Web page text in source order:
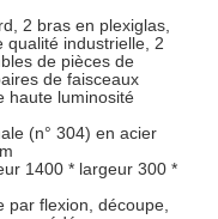
2 bras en plexiglas,
qualité industrielle, 2
de pièces de
de faisceaux
haute luminosité
(n° 304) en acier
1400 * largeur 300 *
flexion, découpe,